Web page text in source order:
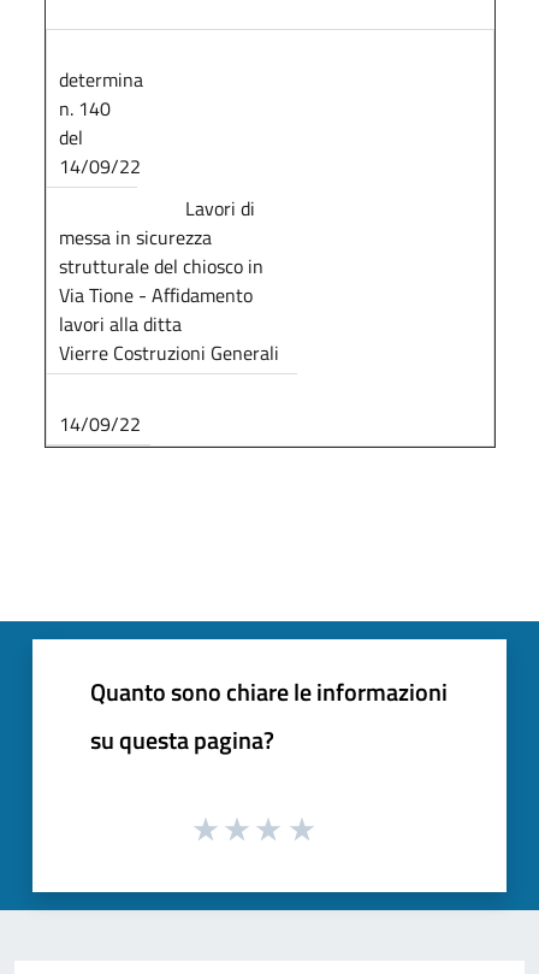
determina
n. 140
del
14/09/22
Lavori di
messa in sicurezza
strutturale del chiosco in
Via Tione - Affidamento
lavori alla ditta
Vierre Costruzioni Generali
14/09/22
Quanto sono chiare le informazioni
su questa pagina?